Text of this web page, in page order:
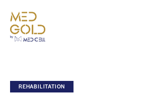
REHABILITATION